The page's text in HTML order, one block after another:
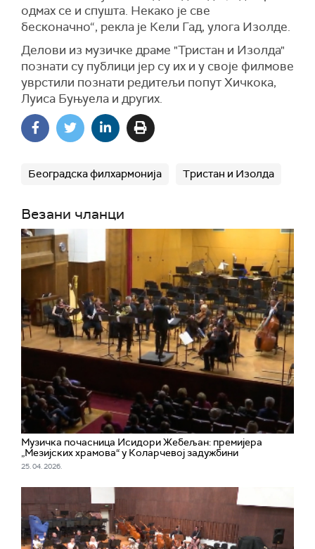
одмах се и спушта. Некако је све
бесконачно“, рекла је Кели Гад, улога Изолде.
Делови из музичке драме "Тристан и Изолда"
познати су публици јер су их и у своје филмове
уврстили познати редитељи попут Хичкока,
Луиса Буњуела и других.
Београдска филхармонија Тристан и Изолда
Везани чланци
Музичка почасница Исидори Жебељан: премијера
„Мезијских храмова“ у Коларчевој задужбини
25. 04. 2026.